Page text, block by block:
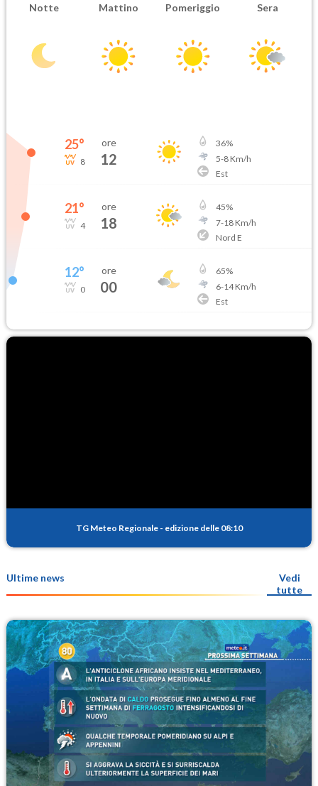
Notte Mattino Pomeriggio Sera
25°
8
ore
12
36%
5-8Km/h
Est
21°
4
ore
18
45%
7-18Km/h
Nord E
12°
0
ore
00
65%
6-14Km/h
Est
TG Meteo Regionale - edizione delle 08:10
Ultime news
Vedi
tutte